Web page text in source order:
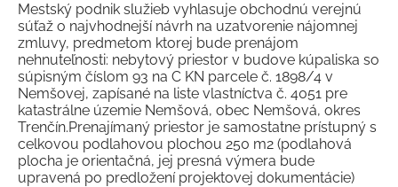
Mestský podnik služieb vyhlasuje obchodnú verejnú
súťaž o najvhodnejší návrh na uzatvorenie nájomnej
zmluvy, predmetom ktorej bude prenájom
nehnuteľnosti: nebytový priestor v budove kúpaliska so
súpisným číslom 93 na C KN parcele č. 1898/4 v
Nemšovej, zapísané na liste vlastníctva č. 4051 pre
katastrálne územie Nemšová, obec Nemšová, okres
Trenčín.Prenajímaný priestor je samostatne prístupný s
celkovou podlahovou plochou 250 m2 (podlahová
plocha je orientačná, jej presná výmera bude
upravená po predložení projektovej dokumentácie)